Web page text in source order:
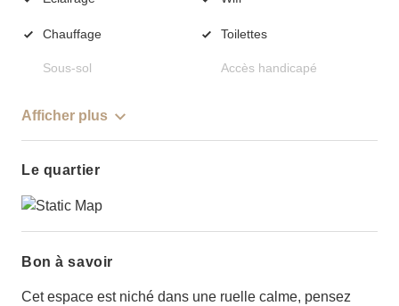
Chauffage Toilettes
Sous-sol Accès handicapé
Afficher plus
Le quartier
Bon à savoir
Cet espace est niché dans une ruelle calme, pensez